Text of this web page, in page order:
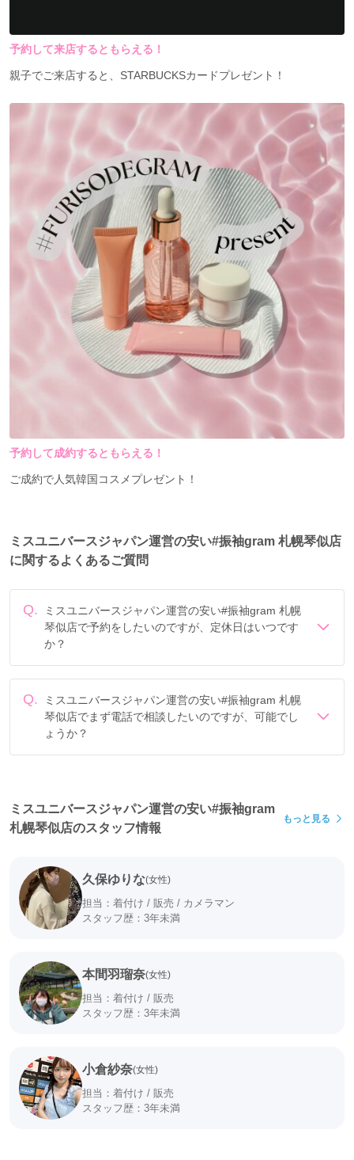
予約して来店するともらえる！
親子でご来店すると、STARBUCKSカードプレゼント！
予約して成約するともらえる！
ご成約で人気韓国コスメプレゼント！
ミスユニバースジャパン運営の安い#振袖gram 札幌琴似店
に関するよくあるご質問
Q.
ミスユニバースジャパン運営の安い#振袖gram 札幌
琴似店で予約をしたいのですが、定休日はいつです
か？
Q.
ミスユニバースジャパン運営の安い#振袖gram 札幌
琴似店でまず電話で相談したいのですが、可能でし
ょうか？
ミスユニバースジャパン運営の安い#振袖gram
札幌琴似店のスタッフ情報
もっと見る
久保ゆりな(女性)
担当：着付け / 販売 / カメラマン
スタッフ歴：3年未満
本間羽瑠奈(女性)
担当：着付け / 販売
スタッフ歴：3年未満
小倉紗奈(女性)
担当：着付け / 販売
スタッフ歴：3年未満